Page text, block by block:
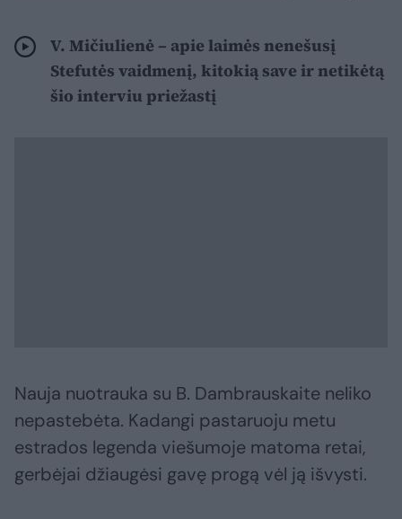
V. Mičiulienė – apie laimės nenešusį
Stefutės vaidmenį, kitokią save ir netikėtą
šio interviu priežastį
Nauja nuotrauka su B. Dambrauskaite neliko
nepastebėta. Kadangi pastaruoju metu
estrados legenda viešumoje matoma retai,
gerbėjai džiaugėsi gavę progą vėl ją išvysti.